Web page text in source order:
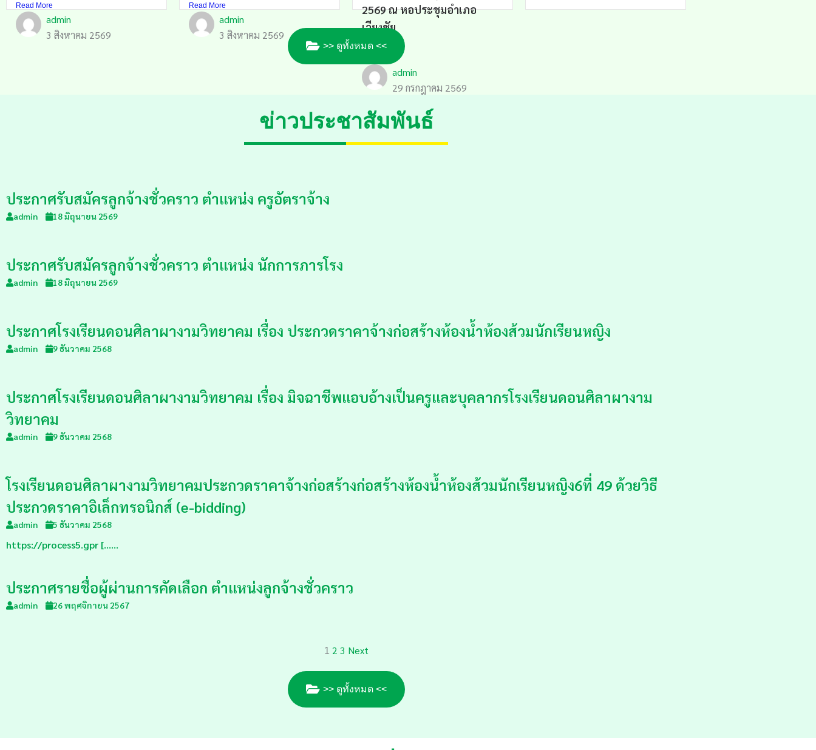
Read More
admin
3 สิงหาคม 2569
Read More
admin
3 สิงหาคม 2569
2569 ณ หอประชุมอำเภอ
เวียงชัย
วันที่ 28 ...
Read More
admin
29 กรกฎาคม 2569
>> ดูทั้งหมด <<
ข่าวประชาสัมพันธ์
ประกาศรับสมัครลูกจ้างชั่วคราว ตำแหน่ง ครูอัตราจ้าง
admin 18 มิถุนายน 2569
ประกาศรับสมัครลูกจ้างชั่วคราว ตำแหน่ง นักการภารโรง
admin 18 มิถุนายน 2569
ประกาศโรงเรียนดอนศิลาผางามวิทยาคม เรื่อง ประกวดราคาจ้างก่อสร้างห้องน้ำห้องส้วมนักเรียนหญิง
admin 9 ธันวาคม 2568
ประกาศโรงเรียนดอนศิลาผางามวิทยาคม เรื่อง มิจฉาชีพแอบอ้างเป็นครูและบุคลากรโรงเรียนดอนศิลาผางาม
วิทยาคม
admin 9 ธันวาคม 2568
โรงเรียนดอนศิลาผางามวิทยาคมประกวดราคาจ้างก่อสร้างก่อสร้างห้องน้ำห้องส้วมนักเรียนหญิง6ที่ 49 ด้วยวิธี
ประกวดราคาอิเล็กทรอนิกส์ (e-bidding)
admin 5 ธันวาคม 2568
https://process5.gpr [……
ประกาศรายชื่อผู้ผ่านการคัดเลือก ตำแหน่งลูกจ้างชั่วคราว
admin 26 พฤศจิกายน 2567
1 2 3 Next
>> ดูทั้งหมด <<